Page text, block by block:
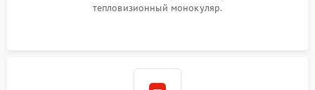
тепловизионный монокуляр.